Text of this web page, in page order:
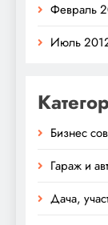
Февраль
Июль
Бизнес
Гараж и
Дача,